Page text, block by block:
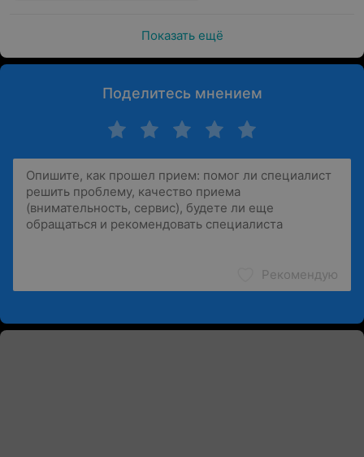
Показать ещё
Поделитесь мнением
Рекомендую